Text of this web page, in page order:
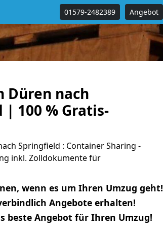
01579-2482389 Angebot
Düren nach
100 % Gratis-
Springfield : Container Sharing -
inkl. Zolldokumente für
wenn es um Ihren Umzug geht!
Angebote erhalten!
beste Angebot für Ihren Umzug!